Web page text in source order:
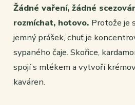
Žádné vaření, žádné
rozmíchat, hotovo. Protože je
jemný prášek, chuť je
sypaného čaje. Skořice,
spojí s mlékem a vytvoří
kaváren.